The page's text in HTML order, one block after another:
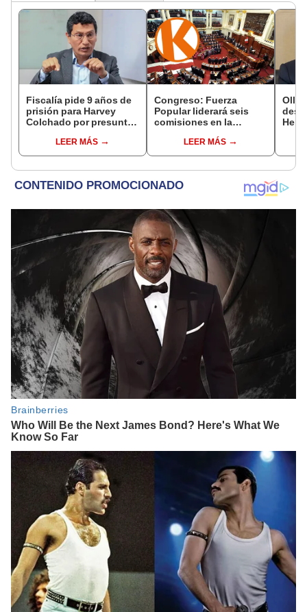
Fiscalía pide 9 años de
prisión para Harvey
Colchado por presunta
incompatible y falsedad
ideológica
LEER MÁS
Congreso: Fuerza
Popular liderará seis
comisiones en la
LEER MÁS